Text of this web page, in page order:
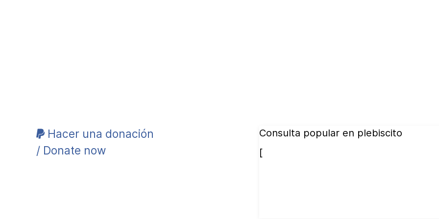
Hacer una donación
/ Donate now
Consulta popular en plebiscito
[